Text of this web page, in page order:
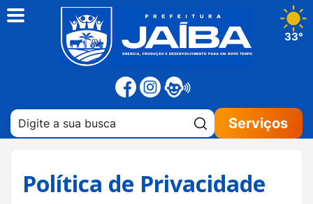
Pesquisar:
Serviços
33°
Política de Privacidade